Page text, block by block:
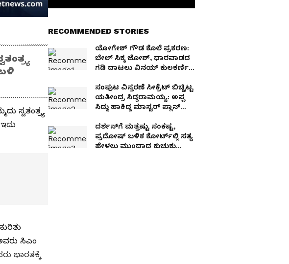
ಸ್ವತಂತ್ರ್ಯ
ಸಿಎಂ
ಭಾರತಕ್ಕೆ
RECOMMENDED STORIES
ಯೋಗೇಶ್ ಗೌಡ ಕೊಲೆ ಪ್ರಕರಣ:
ಬೇಲ್ ಸಿಕ್ಕ ಜೋಶ್, ಧಾರವಾಡದ
ಗಡಿ ದಾಟಲು ವಿನಯ್ ಕುಲಕರ್ಣಿ
ಸಂಪುಟ ವಿಸ್ತರಣೆ ಸೀಕ್ರೆಟ್ ಬಿಚ್ಚಿಟ್ಟ
ಯತೀಂದ್ರ ಸಿದ್ದರಾಮಯ್ಯ: ಅಪ್ಪ
ಸಿದ್ದು ಹಾಕಿದ್ದ ಮಾಸ್ಟರ್ ಪ್ಲಾನ್
ದರ್ಶನ್‌ಗೆ ಮತ್ತಷ್ಟು ಸಂಕಷ್ಟ,
ಪ್ರದೋಷ್ ಬಳಿಕ ಕೋರ್ಟ್‌ಲ್ಲಿ ಸತ್ಯ
ಹೇಳಲು ಮುಂದಾದ ಕುಚುಕು